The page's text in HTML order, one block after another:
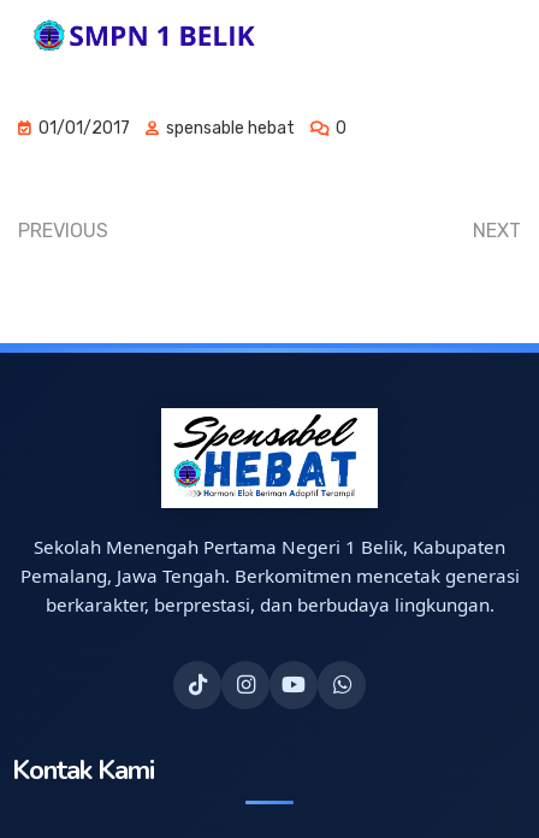
01/01/2017 spensable hebat 0
PREVIOUS NEXT
Sekolah Menengah Pertama Negeri 1 Belik, Kabupaten
Pemalang, Jawa Tengah. Berkomitmen mencetak generasi
berkarakter, berprestasi, dan berbudaya lingkungan.
Kontak Kami